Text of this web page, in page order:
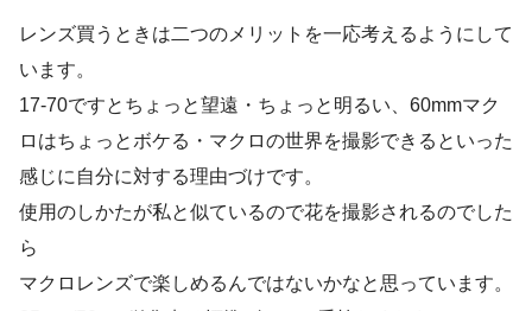
レンズ買うときは二つのメリットを一応考えるようにして
います。
17-70ですとちょっと望遠・ちょっと明るい、60mmマク
ロはちょっとボケる・マクロの世界を撮影できるといった
感じに自分に対する理由づけです。
使用のしかたが私と似ているので花を撮影されるのでした
ら
マクロレンズで楽しめるんではないかなと思っています。